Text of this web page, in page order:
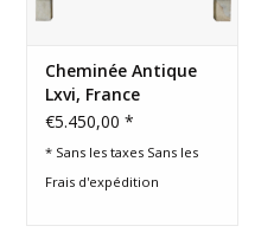
Cheminée Antique
Lxvi, France
€5.450,00 *
* Sans les taxes Sans les
Frais d'expédition